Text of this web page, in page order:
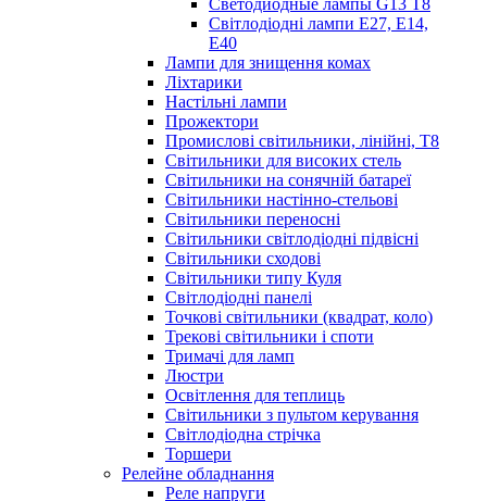
Светодиодные лампы G13 Т8
Світлодіодні лампи E27, E14,
E40
Лампи для знищення комах
Ліхтарики
Настільні лампи
Прожектори
Промислові світильники, лінійні, Т8
Світильники для високих стель
Світильники на сонячній батареї
Світильники настінно-стельові
Світильники переносні
Світильники світлодіодні підвісні
Світильники сходові
Світильники типу Куля
Світлодіодні панелі
Точкові світильники (квадрат, коло)
Трекові світильники і споти
Тримачі для ламп
Люстри
Освітлення для теплиць
Світильники з пультом керування
Світлодіодна стрічка
Торшери
Релейне обладнання
Реле напруги